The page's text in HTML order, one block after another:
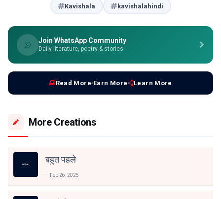
Kavishala kavishalahindi
Join WhatsApp Community
Daily literature, poetry & stories
Read More Earn More Learn More
More Creations
बहुत पहले
Feb 26, 2025